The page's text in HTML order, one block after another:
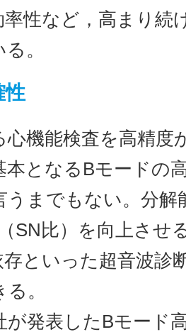
率性など，高まり続
。
性
心機能検査を高精度
本となるBモードの
うまでもない。分解
SN比）を向上させ
といった超音波診
。
が発表したBモード